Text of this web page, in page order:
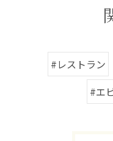
#レストラン
#エ